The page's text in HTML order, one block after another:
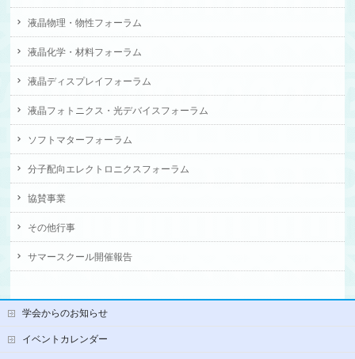
液晶物理・物性フォーラム
液晶化学・材料フォーラム
液晶ディスプレイフォーラム
液晶フォトニクス・光デバイスフォーラム
ソフトマターフォーラム
分子配向エレクトロニクスフォーラム
協賛事業
その他行事
サマースクール開催報告
学会からのお知らせ
イベントカレンダー